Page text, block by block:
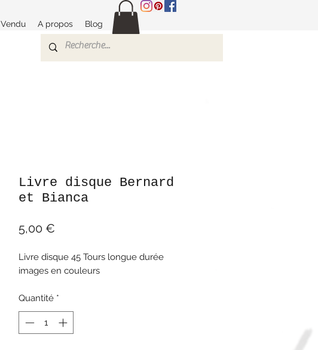
Vendu A propos Blog
Livre disque Bernard
et Bianca
5,00 €
Livre disque 45 Tours longue durée
images en couleurs
Quantité *